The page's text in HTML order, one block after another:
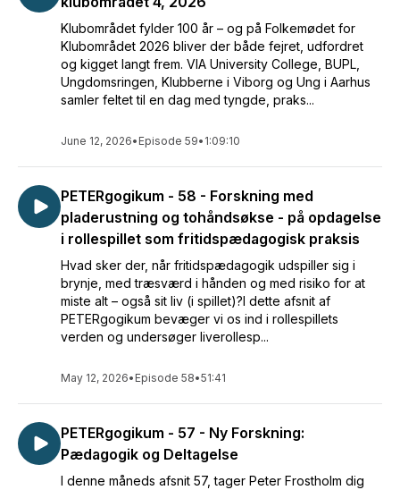
Klubområdet fylder 100 år – og på Folkemødet for
Klubområdet 2026 bliver der både fejret, udfordret
og kigget langt frem. VIA University College, BUPL,
Ungdomsringen, Klubberne i Viborg og Ung i Aarhus
samler feltet til en dag med tyngde, praks...
June 12, 2026• Episode 59• 1:09:10
PETERgogikum - 58 - Forskning med
pladerustning og tohåndsøkse - på opdagelse
i rollespillet som fritidspædagogisk praksis
Hvad sker der, når fritidspædagogik udspiller sig i
brynje, med træsværd i hånden og med risiko for at
miste alt – også sit liv (i spillet)?I dette afsnit af
PETERgogikum bevæger vi os ind i rollespillets
verden og undersøger liverollesp...
May 12, 2026• Episode 58•51:41
PETERgogikum - 57 - Ny Forskning:
Pædagogik og Deltagelse
I denne måneds afsnit 57, tager Peter Frostholm dig